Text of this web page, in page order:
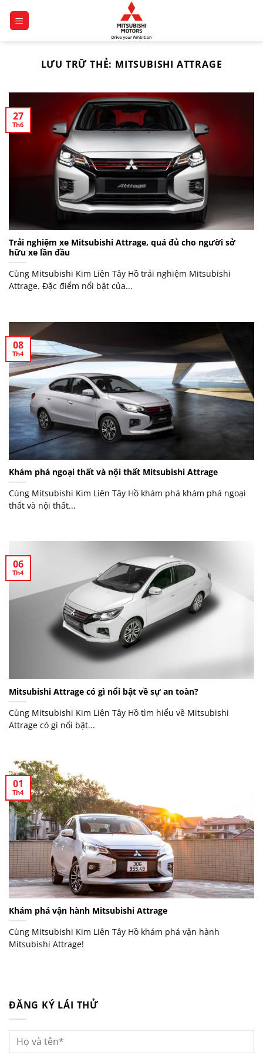
đến
LƯU TRỮ THẺ: MITSUBISHI ATTRAGE
Trải nghiệm xe Mitsubishi Attrage, quá đủ cho người sở
hữu xe lần đầu
Cùng Mitsubishi Kim Liên Tây Hồ trải nghiệm Mitsubishi
Attrage. Đặc điểm nổi bật của...
27
Th6
Khám phá ngoại thất và nội thất Mitsubishi Attrage
Cùng Mitsubishi Kim Liên Tây Hồ khám phá khám phá ngoại
thất và nội thất...
08
Th4
Mitsubishi Attrage có gì nổi bật về sự an toàn?
Cùng Mitsubishi Kim Liên Tây Hồ tìm hiểu về Mitsubishi
Attrage có gì nổi bật...
06
Th4
Khám phá vận hành Mitsubishi Attrage
Cùng Mitsubishi Kim Liên Tây Hồ khám phá vận hành
Mitsubishi Attrage!
01
Th4
ĐĂNG KÝ LÁI THỬ